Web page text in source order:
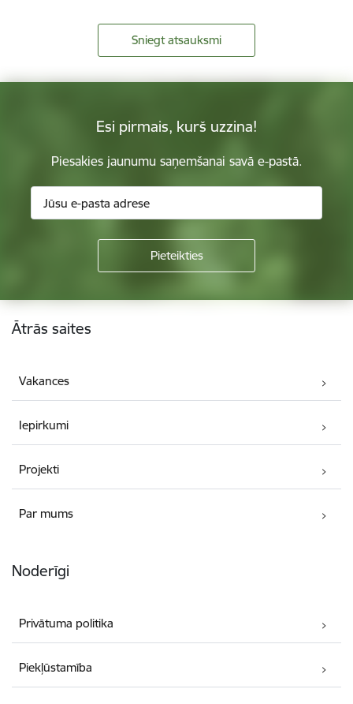
Sniegt atsauksmi
Esi pirmais, kurš uzzina!
Piesakies jaunumu saņemšanai savā e-pastā.
Kājene
Ātrās saites
Vakances
Iepirkumi
Projekti
Par mums
Noderīgi
Privātuma politika
Piekļūstamība